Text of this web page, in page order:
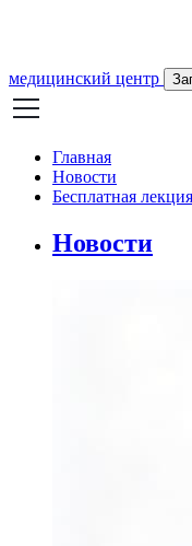
медицинский центр
Главная
Новости
Бесплатная
Новости